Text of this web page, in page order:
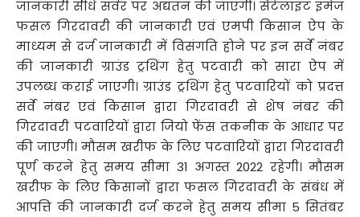
जानकारी सीधे सर्वर पर अद्यतन की जाएगी। सैटेलाइट इमेज
फसल गिरदावरी की जानकारी एवं एमपी किसान ऐप के
माध्यम से दर्ज जानकारी में विसंगति होने पर इन सर्वे नंबर
की जानकारी ग्राउंड ट्रथिंग हेतु पटवारी को सारा ऐप में
उपलब्ध कराई जाएगी। ग्राउंड ट्रथिंग हेतु पटवारियों को प्रदत्त
सर्वे नंबर एवं किसान द्वारा गिरदावरी से शेष नंबर की
गिरदावरी पटवारियों द्वारा जियो फेंस तकनीक के आधार पर
की जाएगी। मौसम खरीफ के लिए पटवारियों द्वारा गिरदावरी
पूर्ण करने हेतु समय सीमा 31 अगस्त 2022 रहेगी। मौसम
खरीफ के लिए किसानों द्वारा फसल गिरदावरी के संबंध में
आपत्ति की जानकारी दर्ज करने हेतु समय सीमा 5 सितंबर